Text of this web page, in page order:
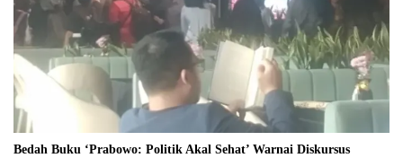
Bedah Buku ‘Prabowo: Politik Akal Sehat’ Warnai Diskursus